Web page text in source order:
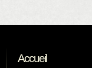
Accueil